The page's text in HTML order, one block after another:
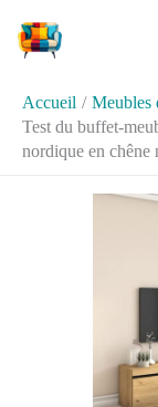
Accueil
Meubles
Test du buffet-
nordique en chêne